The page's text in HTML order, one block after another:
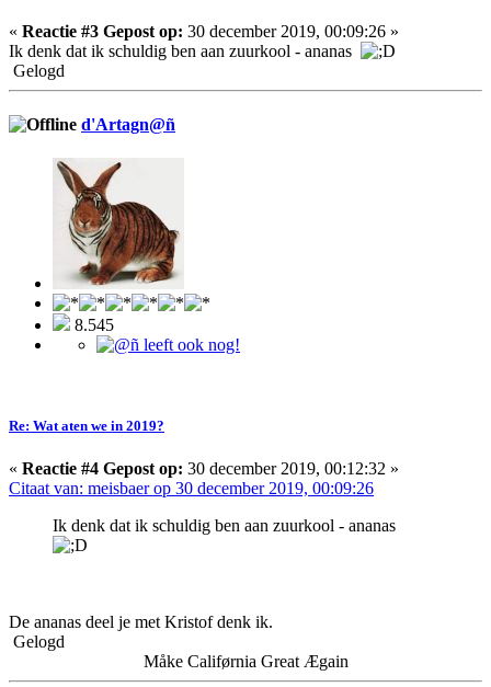
« Reactie #3 Gepost op: 30 december 2019, 00:09:26 »
Ik denk dat ik schuldig ben aan zuurkool - ananas
Gelogd
d'Artagn@ñ
8.545
Re: Wat aten we in 2019?
« Reactie #4 Gepost op: 30 december 2019, 00:12:32 »
Citaat van: meisbaer op 30 december 2019, 00:09:26
Ik denk dat ik schuldig ben aan zuurkool - ananas
De ananas deel je met Kristof denk ik.
Gelogd
Måke Califørnia Great Ægain